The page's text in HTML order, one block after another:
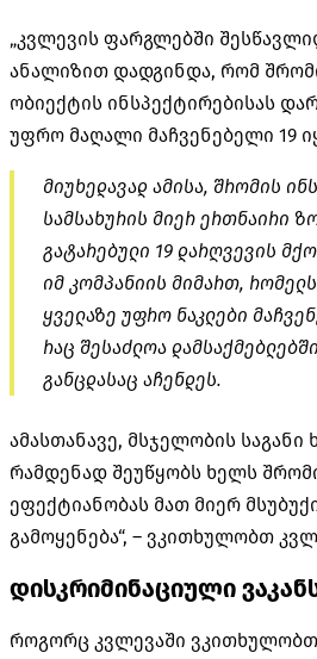
„კვლევის ფარგლებში
ანალიზით დადგინდა, რომ
ობიექტის ინსპექტირებისას
უფრო მაღალი მაჩვენებელი 19
მიუხედავად ამისა, შრომის
სამსახურის მიერ ერთნაირი
გატარებული 19 დარღვევის
იმ კომპანიის მიმართ,
ყველაზე უფრო ნაკლები
რაც შესაძლოა
განცდასაც აჩენდეს.
ამასთანავე, მსჯელობის საგანი
რამდენად შეუწყობს ხელს
ეფექტიანობას მათ მიერ
გამოყენება“, – ვკითხულობთ
დისკრიმინაციული
როგორც კვლევაში